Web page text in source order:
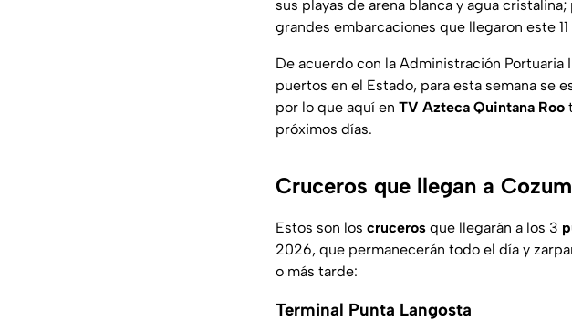
sus playas de arena blanca y agua cristalina;
grandes embarcaciones que llegaron este
De acuerdo con la Administración Portuaria
puertos en el Estado, para esta semana se
por lo que aquí en TV Azteca Quintana Roo
próximos días.
Cruceros que llegan a
Estos son los cruceros que llegarán a los 3
2026, que permanecerán todo el día y
o más tarde:
Terminal Punta Langosta